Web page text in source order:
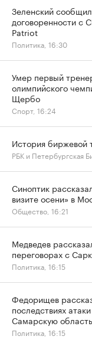
Зеленский
договоренности с
Patriot
Политика, 16:30
Умер первый
олимпийского
Щербо
Спорт, 16:24
История биржевой
РБК и Петербургская
Синоптик
визите осени» в
Общество, 16:21
Медведев
переговорах с
Политика, 16:15
Федорищев
последствиях
Самарскую область
Политика, 16:15